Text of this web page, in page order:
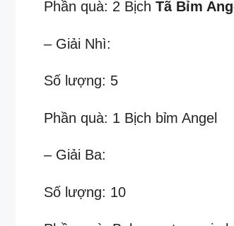
Phần quà: 2 Bịch Tã Bỉm
– Giải Nhì:
Số lượng: 5
Phần quà: 1 Bịch bỉm Angel
– Giải Ba:
Số lượng: 10